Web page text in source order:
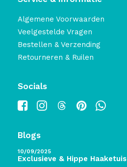
Algemene Voorwaarden
Veelgestelde Vragen
Bestellen & Verzending
Retourneren & Ruilen
Socials
Blogs
10/09/2025
Exclusieve & Hippe Haaketuis